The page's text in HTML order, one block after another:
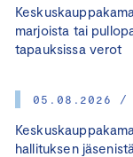
marjoista tai
tapauksissa verot
05.08.2026 /
hallituksen